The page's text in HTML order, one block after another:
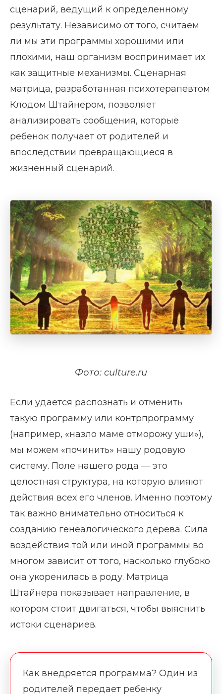
сценарий, ведущий к определенному
результату. Независимо от того, считаем
ли мы эти программы хорошими или
плохими, наш организм воспринимает их
как защитные механизмы. Сценарная
матрица, разработанная психотерапевтом
Клодом Штайнером, позволяет
анализировать сообщения, которые
ребенок получает от родителей и
впоследствии превращающиеся в
жизненный сценарий.
Фото: culture.ru
Если удается распознать и отменить
такую программу или контрпрограмму
(например, «назло маме отморожу уши»),
мы можем «починить» нашу родовую
систему. Поле нашего рода — это
целостная структура, на которую влияют
действия всех его членов. Именно поэтому
так важно внимательно относиться к
созданию генеалогического дерева. Сила
воздействия той или иной программы во
многом зависит от того, насколько глубоко
она укоренилась в роду. Матрица
Штайнера показывает направление, в
котором стоит двигаться, чтобы выяснить
истоки сценариев.
Как внедряется программа? Один из
родителей передает ребенку